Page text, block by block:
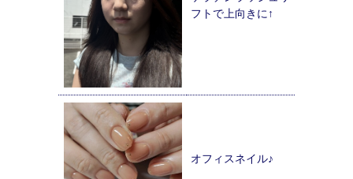
フトで上向きに↑
オフィスネイル♪